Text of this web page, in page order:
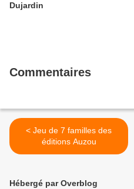
Dujardin
Commentaires
< Jeu de 7 familles des
éditions Auzou
Hébergé par Overblog